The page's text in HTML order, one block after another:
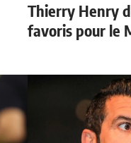
Thierry Henry
favoris pour le